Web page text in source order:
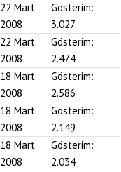
22 Mart
2008
Gösterim:
3.027
22 Mart
2008
Gösterim:
2.474
18 Mart
2008
Gösterim:
2.586
18 Mart
2008
Gösterim:
2.149
18 Mart
2008
Gösterim:
2.034